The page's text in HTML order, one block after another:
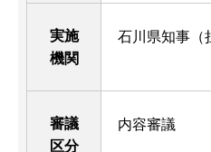
実施
機関
石川県知事（
審議
区分
内容審議